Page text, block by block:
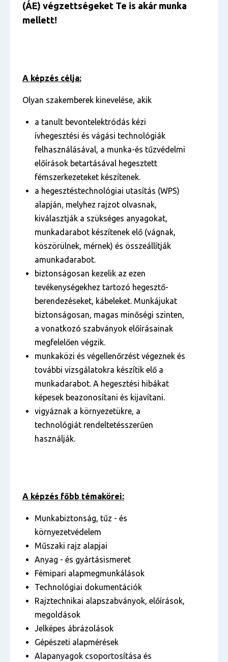
(ÁE) végzettségeket Te is akár munka
mellett!
A képzés célja:
Olyan szakemberek kinevelése, akik
a tanult bevontelektródás kézi
ívhegesztési és vágási technológiák
felhasználásával, a munka-és tűzvédelmi
előírások betartásával hegesztett
fémszerkezeteket készítenek.
a hegesztéstechnológiai utasítás (WPS)
alapján, melyhez rajzot olvasnak,
kiválasztják a szükséges anyagokat,
munkadarabot készítenek elő (vágnak,
köszörülnek, mérnek) és összeállítják
amunkadarabot.
biztonságosan kezelik az ezen
tevékenységekhez tartozó hegesztő-
berendezéseket, kábeleket. Munkájukat
biztonságosan, magas minőségi szinten,
a vonatkozó szabványok előírásainak
megfelelően végzik.
munkaközi és végellenőrzést végeznek és
további vizsgálatokra készítik elő a
munkadarabot. A hegesztési hibákat
képesek beazonosítani és kijavítani.
vigyáznak a környezetükre, a
technológiát rendeltetésszerűen
használják.
A képzés főbb témakörei:
Munkabiztonság, tűz - és
környezetvédelem
Műszaki rajz alapjai
Anyag - és gyártásismeret
Fémipari alapmegmunkálások
Technológiai dokumentációk
Rajztechnikai alapszabványok, előírások,
megoldások
Jelképes ábrázolások
Gépészeti alapmérések
Alapanyagok csoportosítása és